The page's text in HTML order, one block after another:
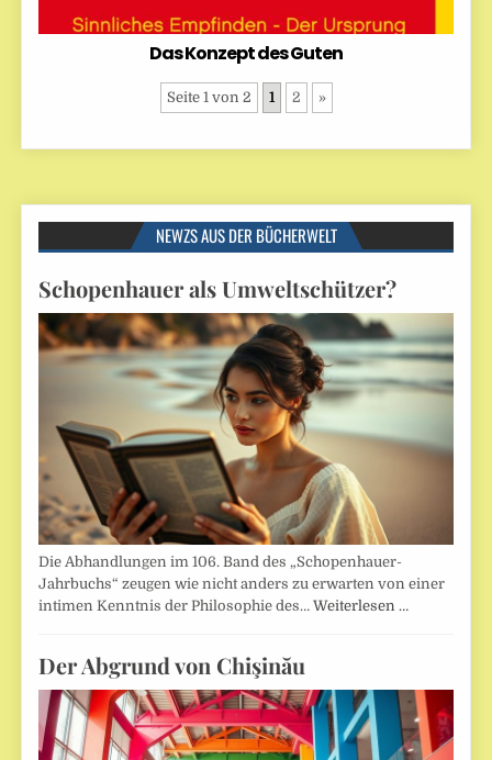
Das Konzept des Guten
Seite 1 von 2 1 2 »
NEWZS AUS DER BÜCHERWELT
Schopenhauer als Umweltschützer?
Die Abhandlungen im 106. Band des „Schopenhauer-
Jahrbuchs“ zeugen wie nicht anders zu erwarten von einer
intimen Kenntnis der Philosophie des…Weiterlesen …
Der Abgrund von Chişinău